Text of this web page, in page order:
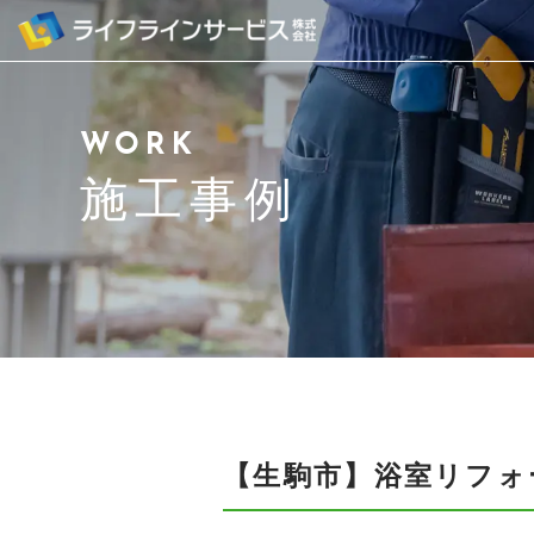
WORK
施工事例
【生駒市】浴室リフ